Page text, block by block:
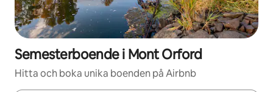
Semesterboende i Mont Orford
Hitta och boka unika boenden på Airbnb